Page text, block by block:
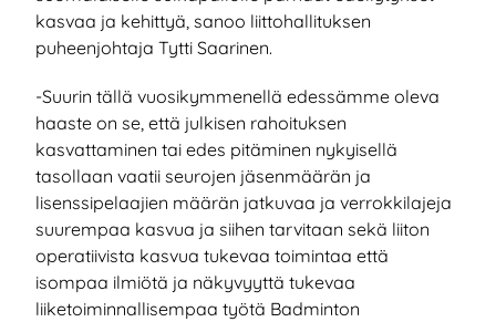
kasvaa ja kehittyä, sanoo liittohallituksen
puheenjohtaja Tytti Saarinen.
-Suurin tällä vuosikymmenellä edessämme oleva
haaste on se, että julkisen rahoituksen
kasvattaminen tai edes pitäminen nykyisellä
tasollaan vaatii seurojen jäsenmäärän ja
lisenssipelaajien määrän jatkuvaa ja verrokkilajeja
suurempaa kasvua ja siihen tarvitaan sekä liiton
operatiivista kasvua tukevaa toimintaa että
isompaa ilmiötä ja näkyvyyttä tukevaa
liiketoiminnallisempaa työtä Badminton